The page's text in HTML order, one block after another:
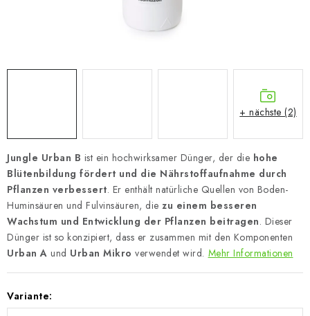
Jungle Urban B ist ein hochwirksamer Dünger, der die hohe
Blütenbildung fördert und die Nährstoffaufnahme durch
Pflanzen verbessert. Er enthält natürliche Quellen von Boden-
Huminsäuren und Fulvinsäuren, die zu einem besseren
Wachstum und Entwicklung der Pflanzen beitragen. Dieser
Dünger ist so konzipiert, dass er zusammen mit den Komponenten
Urban A und Urban Mikro verwendet wird. Mehr Informationen
Variante:
+ nächste (2)